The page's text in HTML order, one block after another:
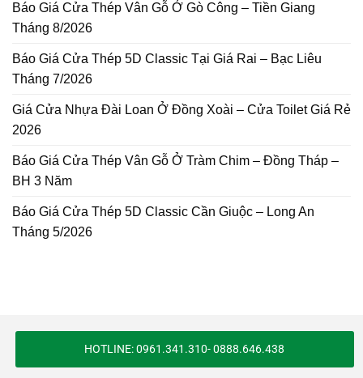
Báo Giá Cửa Thép Vân Gỗ Ở Gò Công – Tiền Giang
Tháng 8/2026
Báo Giá Cửa Thép 5D Classic Tại Giá Rai – Bạc Liêu
Tháng 7/2026
Giá Cửa Nhựa Đài Loan Ở Đồng Xoài – Cửa Toilet Giá Rẻ
2026
Báo Giá Cửa Thép Vân Gỗ Ở Tràm Chim – Đồng Tháp –
BH 3 Năm
Báo Giá Cửa Thép 5D Classic Cần Giuộc – Long An
Tháng 5/2026
HOTLINE: 0961.341.310- 0888.646.438